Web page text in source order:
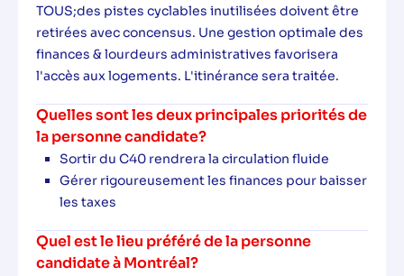
TOUS;des pistes cyclables inutilisées doivent être
retirées avec concensus. Une gestion optimale des
finances & lourdeurs administratives favorisera
l'accès aux logements. L'itinérance sera traitée.
Quelles sont les deux principales priorités de
la personne candidate?
Sortir du C40 rendrera la circulation fluide
Gérer rigoureusement les finances pour baisser
les taxes
Quel est le lieu préféré de la personne
candidate à Montréal?